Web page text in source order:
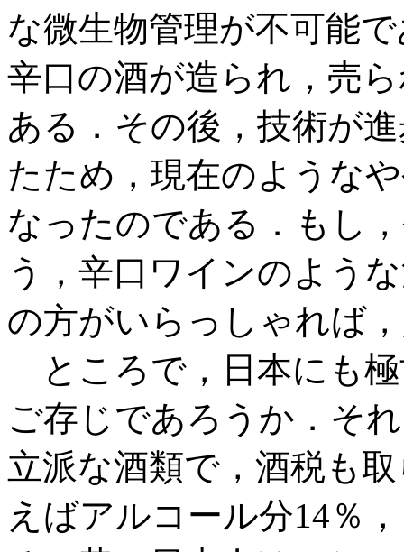
な微生物管理が不可能
辛口の酒が造られ，売
ある．その後，技術が
たため，現在のような
なったのである．もし
う，辛口ワインのよう
の方がいらっしゃれば
ところで，日本にも
ご存じであろうか．そ
立派な酒類で，酒税も
えばアルコール分14％